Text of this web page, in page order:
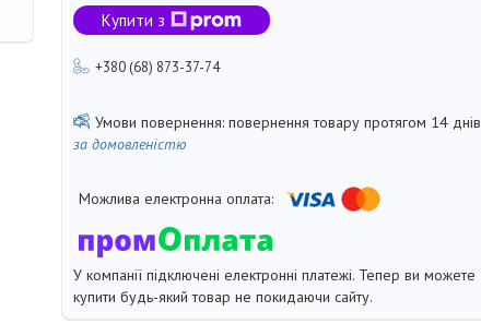
Купити з
+380 (68) 873-37-74
повернення товару протягом 14 днів
за домовленістю
У компанії підключені електронні платежі. Тепер ви можете
купити будь-який товар не покидаючи сайту.